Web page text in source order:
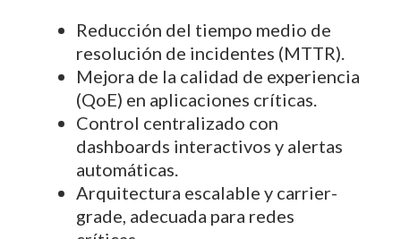
Reducción del tiempo medio de
resolución de incidentes (MTTR).
Mejora de la calidad de experiencia
(QoE) en aplicaciones críticas.
Control centralizado con
dashboards interactivos y alertas
automáticas.
Arquitectura escalable y carrier-
grade, adecuada para redes